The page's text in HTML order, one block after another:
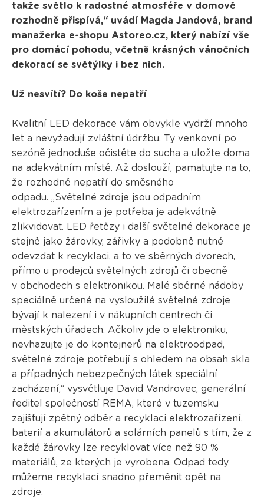
takže světlo k radostné atmosféře v domově
rozhodně přispívá,“ uvádí Magda Jandová, brand
manažerka e-shopu Astoreo.cz, který nabízí vše
pro domácí pohodu, včetně krásných vánočních
dekorací se světýlky i bez nich.
Už nesvítí? Do koše nepatří
Kvalitní LED dekorace vám obvykle vydrží mnoho
let a nevyžadují zvláštní údržbu. Ty venkovní po
sezóně jednoduše očistěte do sucha a uložte doma
na adekvátním místě. Až doslouží, pamatujte na to,
že rozhodně nepatří do směsného
odpadu. „Světelné zdroje jsou odpadním
elektrozařízením a je potřeba je adekvátně
zlikvidovat. LED řetězy i další světelné dekorace je
stejně jako žárovky, zářivky a podobně nutné
odevzdat k recyklaci, a to ve sběrných dvorech,
přímo u prodejců světelných zdrojů či obecně
v obchodech s elektronikou. Malé sběrné nádoby
speciálně určené na vysloužilé světelné zdroje
bývají k nalezení i v nákupních centrech či
městských úřadech. Ačkoliv jde o elektroniku,
nevhazujte je do kontejnerů na elektroodpad,
světelné zdroje potřebují s ohledem na obsah skla
a případných nebezpečných látek speciální
zacházení,“ vysvětluje David Vandrovec, generální
ředitel společností REMA, které v tuzemsku
zajišťují zpětný odběr a recyklaci elektrozařízení,
baterií a akumulátorů a solárních panelů s tím, že z
každé žárovky lze recyklovat více než 90 %
materiálů, ze kterých je vyrobena. Odpad tedy
můžeme recyklací snadno přeměnit opět na
zdroje.